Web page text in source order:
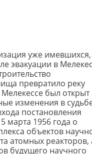
уже
эвакуации в
превратило реку
был открыт
изменения в
постановления
марта 1956 года о
объектов
атомных реакторов,
будущего научного